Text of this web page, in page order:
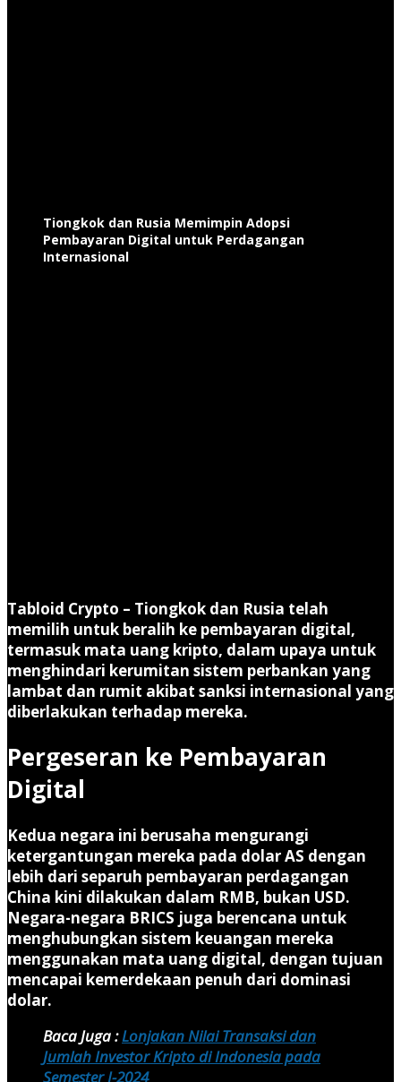
Tiongkok dan Rusia Memimpin Adopsi
Pembayaran Digital untuk Perdagangan
Internasional
Tabloid Crypto – Tiongkok dan Rusia telah
memilih untuk beralih ke pembayaran digital,
termasuk mata uang kripto, dalam upaya untuk
menghindari kerumitan sistem perbankan yang
lambat dan rumit akibat sanksi internasional yang
diberlakukan terhadap mereka.
Pergeseran ke Pembayaran
Digital
Kedua negara ini berusaha mengurangi
ketergantungan mereka pada dolar AS dengan
lebih dari separuh pembayaran perdagangan
China kini dilakukan dalam RMB, bukan USD.
Negara-negara BRICS juga berencana untuk
menghubungkan sistem keuangan mereka
menggunakan mata uang digital, dengan tujuan
mencapai kemerdekaan penuh dari dominasi
dolar.
Baca Juga :Lonjakan Nilai Transaksi dan
Jumlah Investor Kripto di Indonesia pada
Semester I-2024